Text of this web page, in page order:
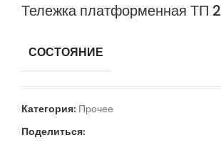
Тележка платформенная ТП 2
СОСТОЯНИЕ
Категория: Прочее
Поделиться: